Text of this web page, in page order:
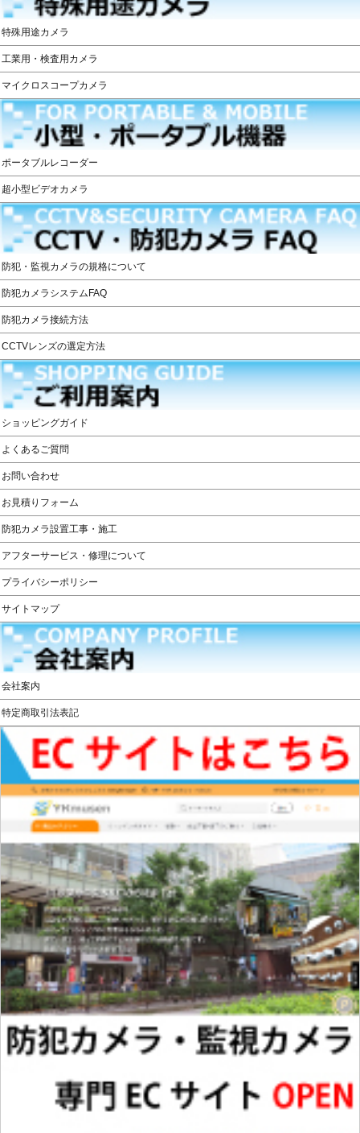
特殊用途カメラ
工業用・検査用カメラ
マイクロスコープカメラ
ポータブルレコーダー
超小型ビデオカメラ
防犯・監視カメラの規格について
防犯カメラシステムFAQ
防犯カメラ接続方法
CCTVレンズの選定方法
ショッピングガイド
よくあるご質問
お問い合わせ
お見積りフォーム
防犯カメラ設置工事・施工
アフターサービス・修理について
プライバシーポリシー
サイトマップ
会社案内
特定商取引法表記